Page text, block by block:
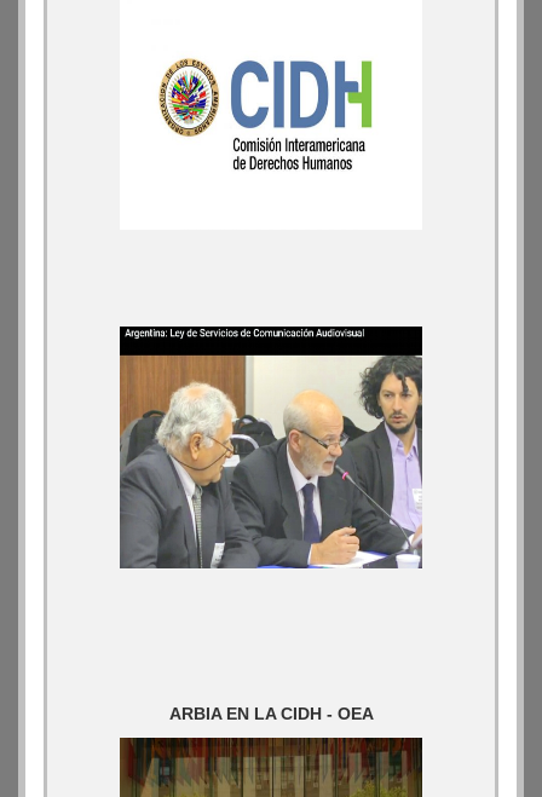
ARBIA EN LA CIDH - OEA